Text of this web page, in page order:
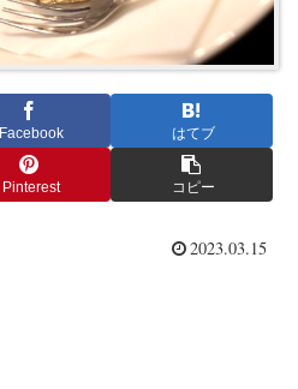
Facebook はてブ
Pinterest コピー
2023.03.15